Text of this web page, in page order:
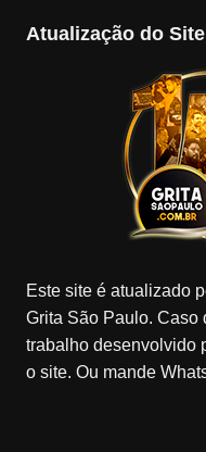
Atualização do Site
Este site é atualizado
Grita São Paulo. Caso
trabalho desenvolvido
o site. Ou mande